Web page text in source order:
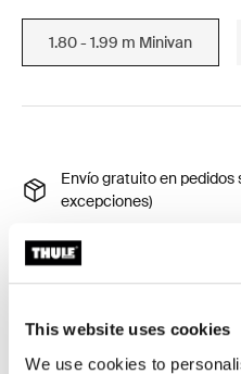
This website uses cookies
We use cookies to
1.80 - 1.99 m Minivan
Envío gratuito en pedidos
excepciones)
Devolución de 30 días